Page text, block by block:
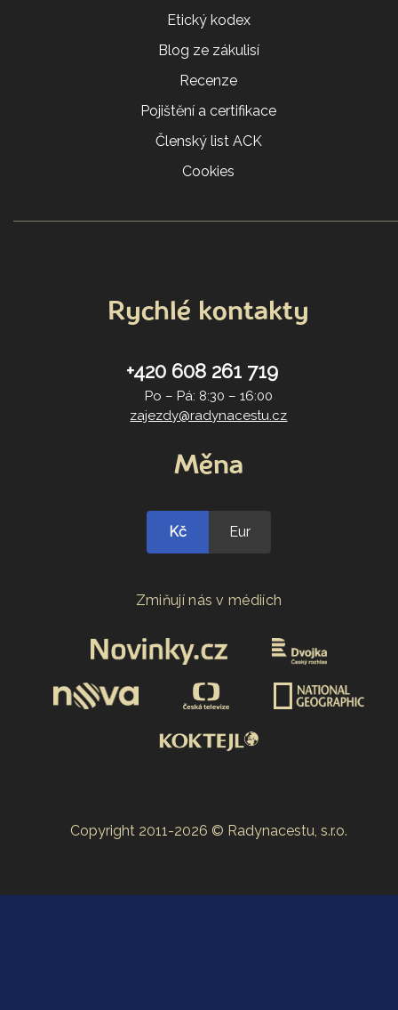
Etický kodex
Blog ze zákulisí
Recenze
Pojištění a certifikace
Členský list ACK
Cookies
Rychlé kontakty
+420 608 261 719
Po – Pá: 8:30 – 16:00
zajezdy@radynacestu.cz
Měna
Kč Eur
Zmiňují nás v médiích
Copyright 2011-2026 © Radynacestu, s.r.o.